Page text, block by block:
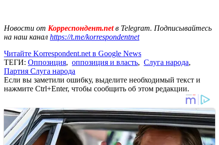
Новости от Корреспондент.netв Telegram. Подписывайтесь
на наш канал https://t.me/korrespondentnet
Читайте Korrespondent.net в Google News
ТЕГИ: Оппозиция, оппозиция и власть, Слуга народа,
Партия Слуга народа
Если вы заметили ошибку, выделите необходимый текст и
нажмите Ctrl+Enter, чтобы сообщить об этом редакции.